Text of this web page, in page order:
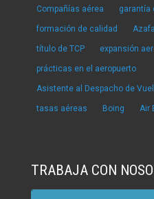
Compañías aérea garantía
formación de calidad
título de TCP expansión
prácticas en el aeropuerto
Asistente al Despacho de
tasas aéreas Boing Air
TRABAJA CON